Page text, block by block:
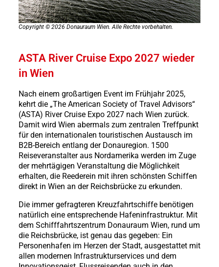
Copyright © 2026 Donauraum Wien. Alle Rechte vorbehalten.
ASTA River Cruise Expo 2027 wieder
in Wien
Nach einem großartigen Event im Frühjahr 2025,
kehrt die „The American Society of Travel Advisors“
(ASTA) River Cruise Expo 2027 nach Wien zurück.
Damit wird Wien abermals zum zentralen Treffpunkt
für den internationalen touristischen Austausch im
B2B-Bereich entlang der Donauregion. 1500
Reiseveranstalter aus Nordamerika werden im Zuge
der mehrtägigen Veranstaltung die Möglichkeit
erhalten, die Reederein mit ihren schönsten Schiffen
direkt in Wien an der Reichsbrücke zu erkunden.
Die immer gefragteren Kreuzfahrtschiffe benötigen
natürlich eine entsprechende Hafeninfrastruktur. Mit
dem Schifffahrtszentrum Donauraum Wien, rund um
die Reichsbrücke, ist genau das gegeben: Ein
Personenhafen im Herzen der Stadt, ausgestattet mit
allen modernen Infrastrukturservices und dem